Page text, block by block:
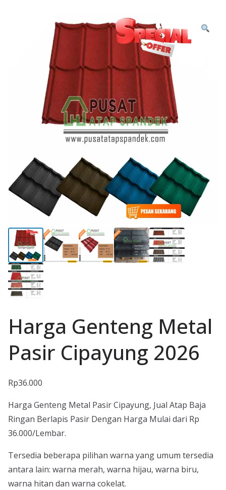
Harga Genteng Metal
Pasir Cipayung 2026
Rp36.000
Harga Genteng Metal Pasir Cipayung, Jual Atap Baja
Ringan Berlapis Pasir Dengan Harga Mulai dari Rp
36.000/Lembar.
Tersedia beberapa pilihan warna yang umum tersedia
antara lain: warna merah, warna hijau, warna biru,
warna hitan dan warna cokelat.